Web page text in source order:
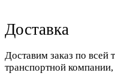
Доставка
Доставим заказ по
транспортной